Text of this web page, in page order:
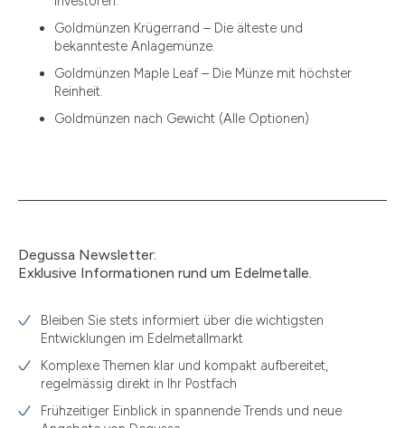
13.77
15.55
15.60
3.05
3.11
3.12
3.44
3.58
Goldmünzen Krügerrand – Die älteste und
bekannteste Anlagemünze.
Goldmünzen Maple Leaf – Die Münze mit höchster
Reinheit.
Goldmünzen nach Gewicht (Alle Optionen)
Degussa Newsletter:
Exklusive Informationen rund um Edelmetalle.
Bleiben Sie stets informiert über die wichtigsten
Entwicklungen im Edelmetallmarkt
Komplexe Themen klar und kompakt aufbereitet,
regelmässig direkt in Ihr Postfach
Frühzeitiger Einblick in spannende Trends und neue